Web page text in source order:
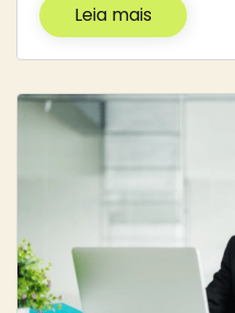
Leia mais